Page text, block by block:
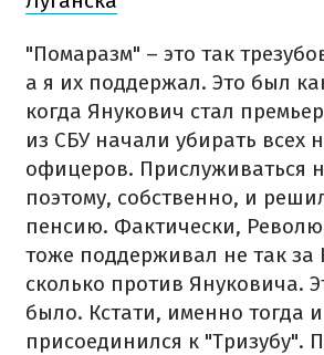
"Помаразм" – это так
а я их поддержал. Это был
когда Янукович стал
из СБУ начали убирать всех
офицеров. Прислуживаться
поэтому, собственно, и
пенсию. Фактически,
тоже поддерживал не так
сколько против Януковича.
было. Кстати, именно тогда и
присоединился к "Тризубу".